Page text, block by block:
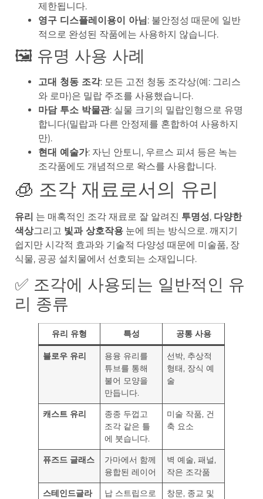
제한됩니다.
영구 디스플레이용이 아님 : 불안정성 때문에 일반
적으로 완성된 작품에는 사용하지 않습니다.
🖼️ 유명 사용 사례
고대 청동 조각: 모든 고전 청동 조각상(예: 그리스
와 로마)은 밀랍 주조를 사용했습니다.
마담 투소 박물관: 실물 크기의 밀랍인형으로 유명
합니다(밀랍과 다른 안정제를 혼합하여 사용하지
만).
현대 예술가: 자닌 안토니, 우르스 피셔 등은 녹는
조각품에도 개념적으로 왁스를 사용합니다.
🧊 조각 재료로서의 유리
유리 는 매혹적인 조각 재료로 잘 알려진 투명성, 다양한
색상그리고 빛과 상호작용 눈에 띄는 방식으로. 깨지기
쉽지만 시각적 효과와 기술적 다양성 때문에 미술품, 장
식물, 공공 설치물에서 선호되는 소재입니다.
✅ 조각에 사용되는 일반적인 유
리 종류
유리 유형 특성 공통 사용
블로우 유리
용융 유리를
튜브를 통해
불어 모양을
만듭니다.
선박, 추상적
형태, 장식 예
술
캐스트 유리
종종 두껍고
조각 같은 틀
에 붓습니다.
미술 작품, 건
축 요소
퓨즈드 글래스
가마에서 함께
융합된 레이어
벽 예술, 패널,
작은 조각품
스테인드글라
납 스트립으로
창문, 종교 및